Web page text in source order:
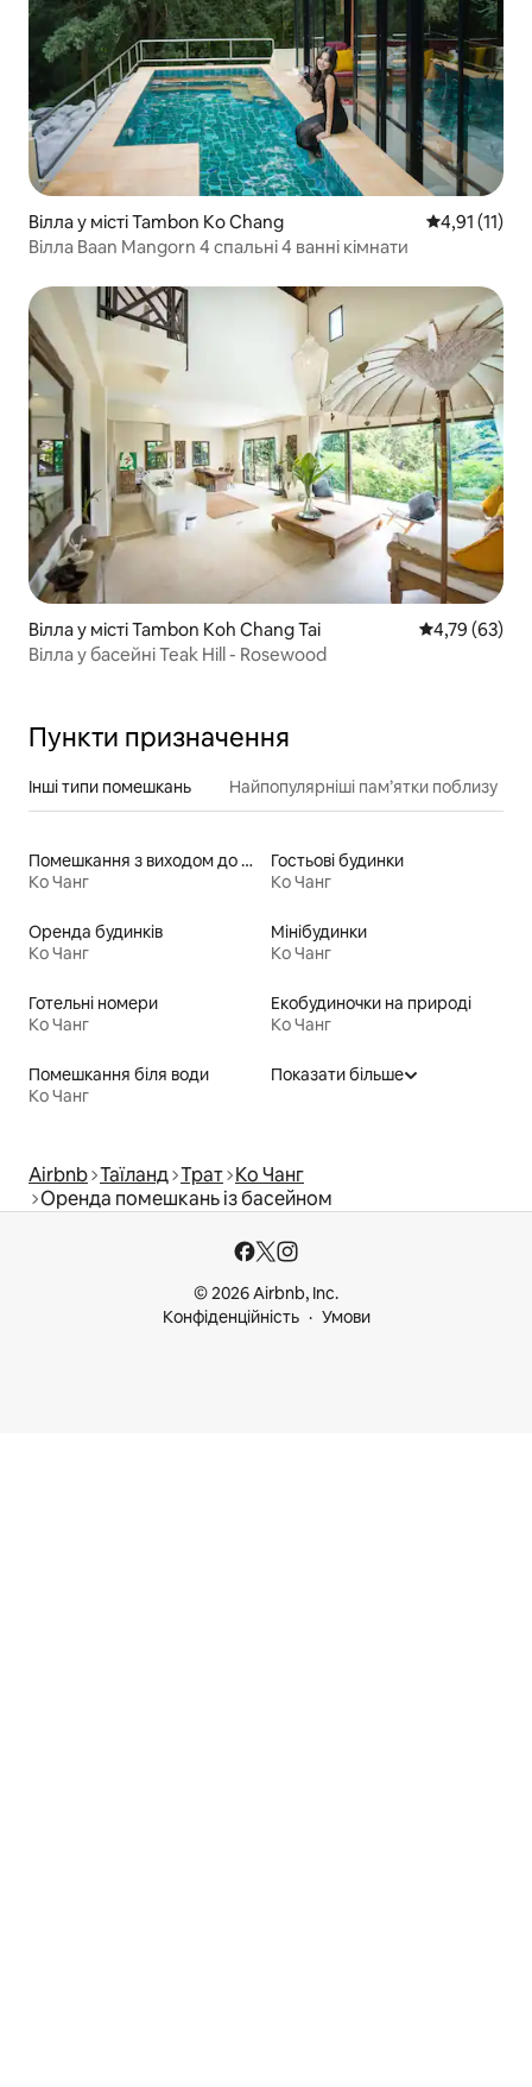
Вілла у місті Tambon Ko Chang Середня
4,91 (11)
Вілла Baan Mangorn 4 спальні 4 ванні кімнати
Вілла у місті Tambon Koh Chang Tai Середня
4,79 (63)
Вілла у басейні Teak Hill - Rosewood
Пункти призначення
Інші типи помешкань Найпопулярніші пам’ятки поблизу
Помешкання з виходом до озера
Ко Чанг
Гостьові будинки
Ко Чанг
Оренда будинків
Ко Чанг
Мінібудинки
Ко Чанг
Готельні номери
Ко Чанг
Екобудиночки на природі
Ко Чанг
Помешкання біля води
Ко Чанг
Показати більше
Airbnb Таїланд Трат Ко Чанг
Оренда помешкань із басейном
© 2026 Airbnb, Inc.
Конфіденційність
Умови